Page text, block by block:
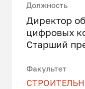
Должность
Директор
цифровых
Старший
Факультет